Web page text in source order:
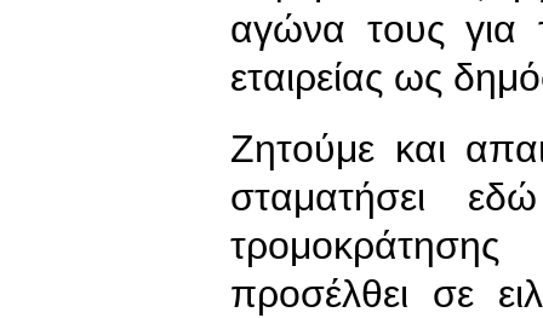
αγώνα τους για
εταιρείας ως
Ζητούμε και
σταματήσει
προσέλθει σε